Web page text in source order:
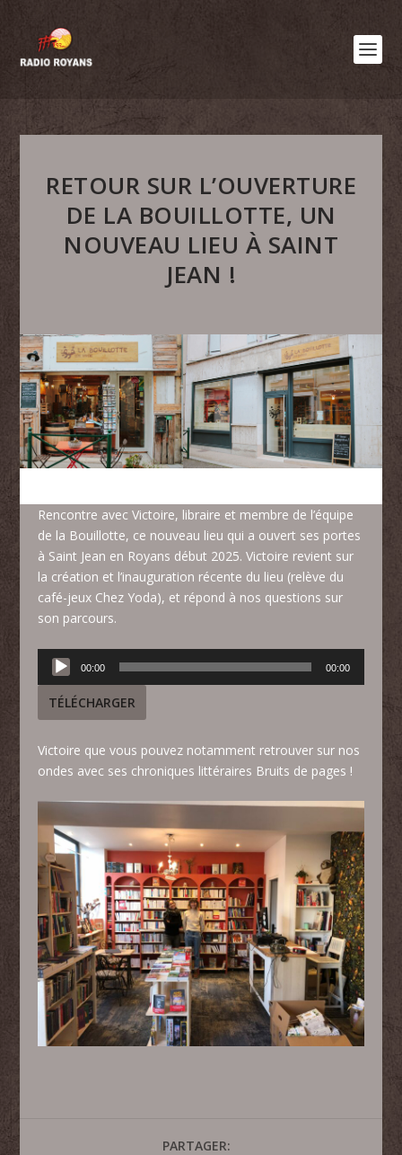
RETOUR SUR L’OUVERTURE
DE LA BOUILLOTTE, UN
NOUVEAU LIEU À SAINT
JEAN !
Rencontre avec Victoire, libraire et membre de l’équipe
de la Bouillotte, ce nouveau lieu qui a ouvert ses portes
à Saint Jean en Royans début 2025. Victoire revient sur
la création et l’inauguration récente du lieu (relève du
café-jeux Chez Yoda), et répond à nos questions sur
son parcours.
Lecteur
audio
00:00 00:00
TÉLÉCHARGER
Victoire que vous pouvez notamment retrouver sur nos
ondes avec ses chroniques littéraires Bruits de pages !
PARTAGER: